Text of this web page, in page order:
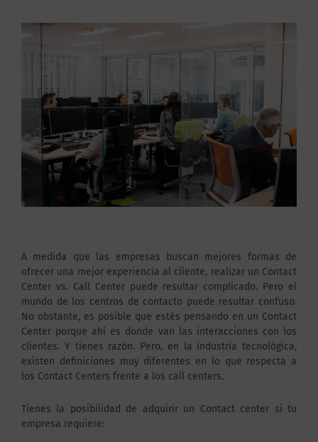
A medida que las empresas buscan mejores formas de
ofrecer una mejor experiencia al cliente, realizar un Contact
Center vs. Call Center puede resultar complicado. Pero el
mundo de los centros de contacto puede resultar confuso.
No obstante, es posible que estés pensando en un Contact
Center porque ahí es donde van las interacciones con los
clientes. Y tienes razón. Pero, en la industria tecnológica,
existen definiciones muy diferentes en lo que respecta a
los Contact Centers frente a los call centers.
Tienes la posibilidad de adquirir un Contact center si tu
empresa requiere: